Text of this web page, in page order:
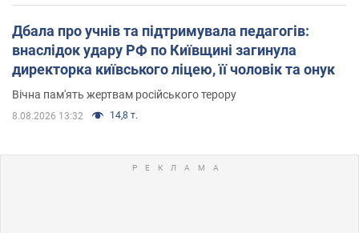
Дбала про учнів та підтримувала педагогів:
внаслідок удару РФ по Київщині загинула
директорка київського ліцею, її чоловік та онук
Вічна пам'ять жертвам російського терору
8.08.2026 13:32 14,8 т.